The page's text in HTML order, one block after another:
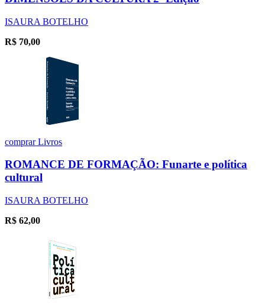
ISAURA BOTELHO
R$ 70,00
comprarLivros
ROMANCE DE FORMAÇÃO: Funarte e política
cultural
ISAURA BOTELHO
R$ 62,00